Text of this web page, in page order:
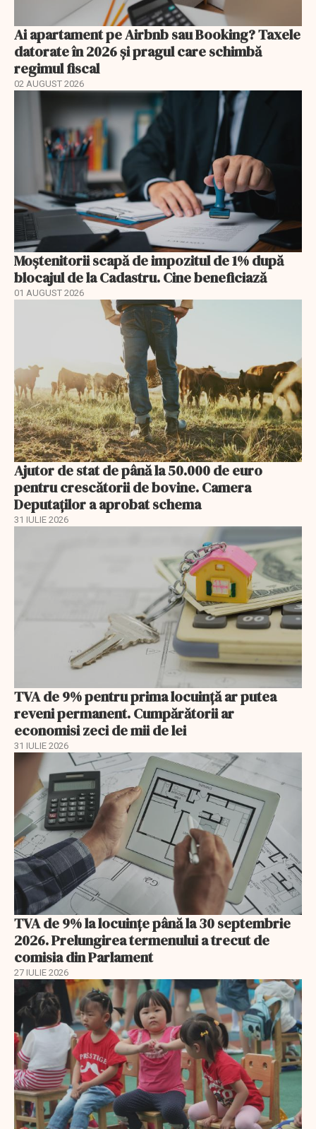
Ai apartament pe Airbnb sau Booking? Taxele
datorate în 2026 și pragul care schimbă
regimul fiscal
02 AUGUST 2026
Moștenitorii scapă de impozitul de 1% după
blocajul de la Cadastru. Cine beneficiază
01 AUGUST 2026
Ajutor de stat de până la 50.000 de euro
pentru crescătorii de bovine. Camera
Deputaților a aprobat schema
31 IULIE 2026
TVA de 9% pentru prima locuință ar putea
reveni permanent. Cumpărătorii ar
economisi zeci de mii de lei
31 IULIE 2026
TVA de 9% la locuințe până la 30 septembrie
2026. Prelungirea termenului a trecut de
comisia din Parlament
27 IULIE 2026